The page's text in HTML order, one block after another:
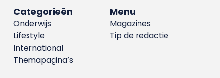
Menu
Magazines
Tip de redactie
Categorieën
Onderwijs
Lifestyle
International
Themapagina’s